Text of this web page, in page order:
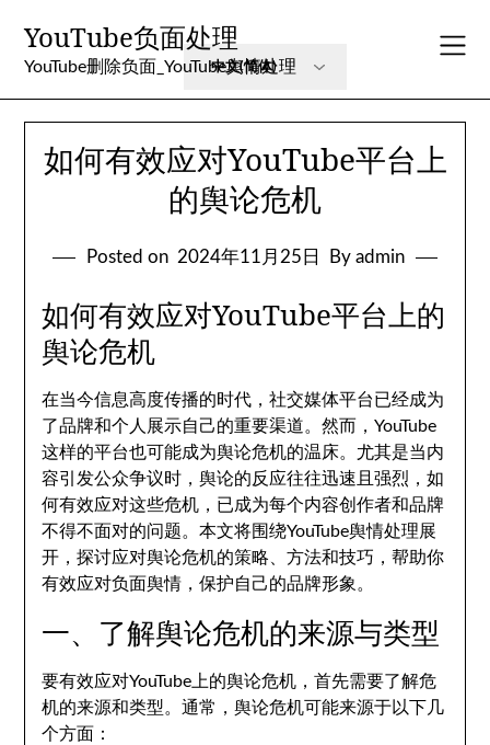
content
YouTube负面处理
YouTube删除负面_YouTube舆情处理
如何有效应对YouTube平台上
的舆论危机
Posted on 2024年11月25日 By admin
如何有效应对YouTube平台上的
舆论危机
在当今信息高度传播的时代，社交媒体平台已经成为
了品牌和个人展示自己的重要渠道。然而，YouTube
这样的平台也可能成为舆论危机的温床。尤其是当内
容引发公众争议时，舆论的反应往往迅速且强烈，如
何有效应对这些危机，已成为每个内容创作者和品牌
不得不面对的问题。本文将围绕YouTube舆情处理展
开，探讨应对舆论危机的策略、方法和技巧，帮助你
有效应对负面舆情，保护自己的品牌形象。
一、了解舆论危机的来源与类型
要有效应对YouTube上的舆论危机，首先需要了解危
机的来源和类型。通常，舆论危机可能来源于以下几
个方面：